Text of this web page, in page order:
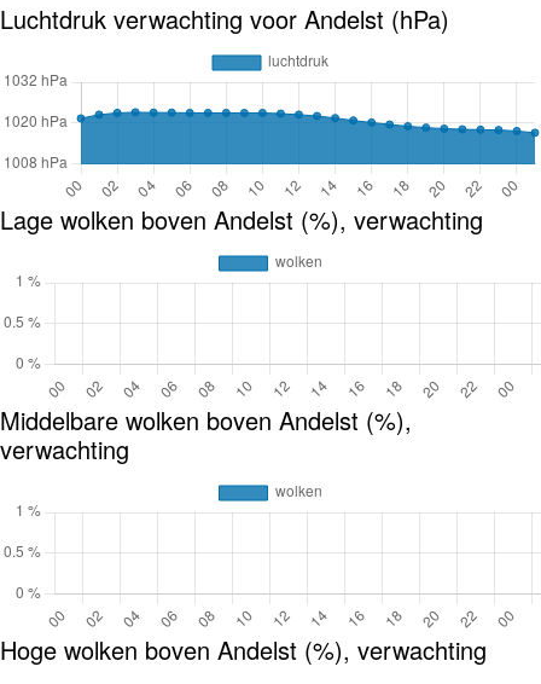
Luchtdruk verwachting voor Andelst (hPa)
Lage wolken boven Andelst (%), verwachting
Middelbare wolken boven Andelst (%),
verwachting
Hoge wolken boven Andelst (%), verwachting